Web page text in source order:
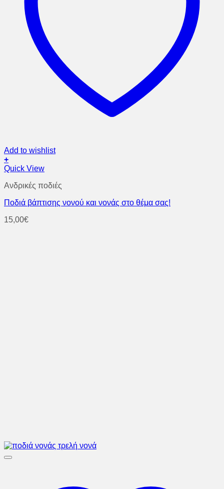
Add to wishlist
+
Quick View
Ανδρικές ποδιές
Ποδιά βάπτισης νονού και νονάς στο θέμα σας!
15,00€